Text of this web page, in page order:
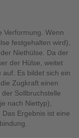
Verformung. Wenn
festgehalten wird),
Niethülse. Da der
der Hülse, weitet
Es bildet sich ein
Zugkraft einen
Sollbruchstelle
nach Niettyp),
Ergebnis ist eine